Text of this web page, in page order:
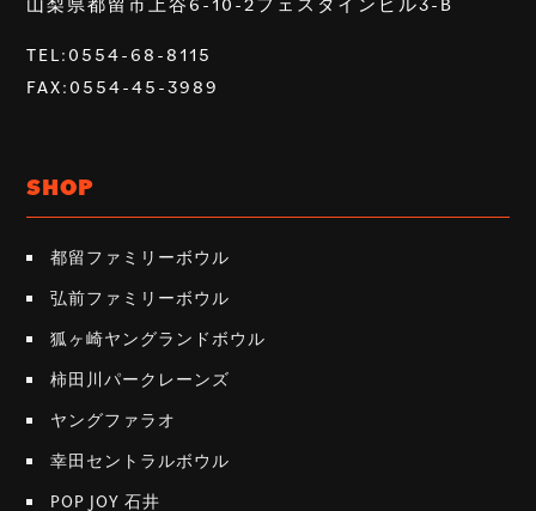
TEL:0554-68-8115
FAX:0554-45-3989
SHOP
都留ファミリーボウル
弘前ファミリーボウル
狐ヶ崎ヤングランドボウル
柿田川パークレーンズ
ヤングファラオ
幸田セントラルボウル
POP JOY 石井